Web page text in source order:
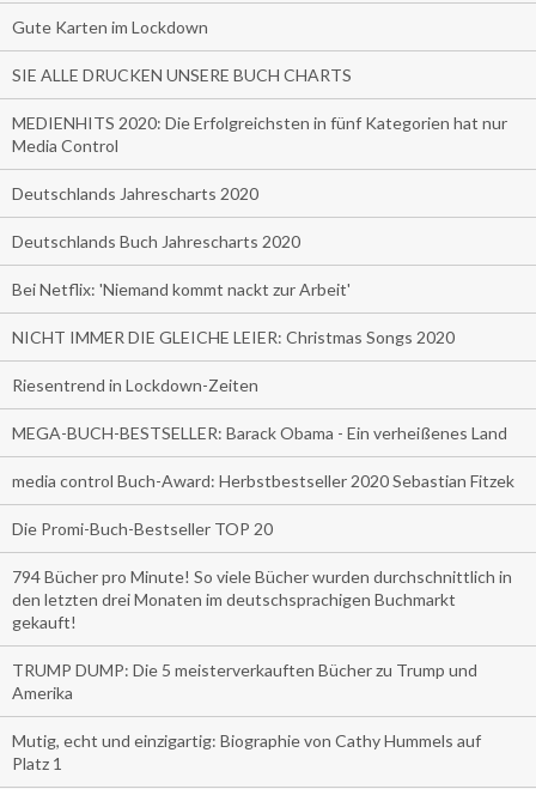
Gute Karten im Lockdown
SIE ALLE DRUCKEN UNSERE BUCH CHARTS
MEDIENHITS 2020: Die Erfolgreichsten in fünf Kategorien hat nur
Media Control
Deutschlands Jahrescharts 2020
Deutschlands Buch Jahrescharts 2020
Bei Netflix: 'Niemand kommt nackt zur Arbeit'
NICHT IMMER DIE GLEICHE LEIER: Christmas Songs 2020
Riesentrend in Lockdown-Zeiten
MEGA-BUCH-BESTSELLER: Barack Obama - Ein verheißenes Land
media control Buch-Award: Herbstbestseller 2020 Sebastian Fitzek
Die Promi-Buch-Bestseller TOP 20
794 Bücher pro Minute! So viele Bücher wurden durchschnittlich in
den letzten drei Monaten im deutschsprachigen Buchmarkt
gekauft!
TRUMP DUMP: Die 5 meisterverkauften Bücher zu Trump und
Amerika
Mutig, echt und einzigartig: Biographie von Cathy Hummels auf
Platz 1